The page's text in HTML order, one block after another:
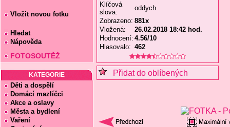
Vložit novou fotku
Hledat
Nápověda
FOTOSOUTĚŽ
KATEGORIE
Děti a dospělí
Domácí mazlíčci
Akce a oslavy
Města a bydlení
Vaření
Klíčová
slova:
oddych
Zobrazeno: 881x
Vložená:
26.02.2018 18:42 hod.
Hodnocení: 4.56/10
Hlasovalo: 462
Přidat do oblíbených